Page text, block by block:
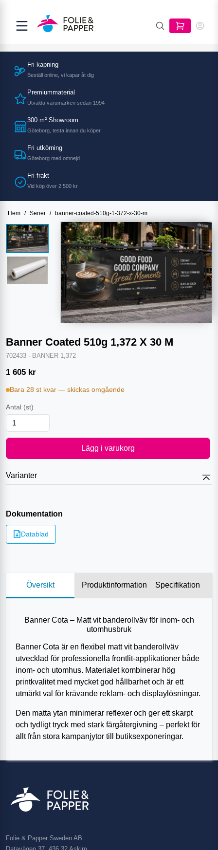
Fri kapning
Beställ online, vi kapar åt dig
Premiummaterial
Utvalda varumärken sedan 1994
300 m² Showroom
Göteborg, testa innan du köper
Fri utkörning
Göteborg med omnejd
Fri frakt
Vid köp över 2 500 kr
Hem / Serier / banner-coated-510g-1-372-x-30-m
Banner Coated 510g 1,372 X 30 M
702433 · BANNER 1,372
1 605 kr
Bara 28 st kvar — skickas omgående
Antal (st)
Lägg i varukorg
Varianter
Dokumentation
Datablad
Översikt Produktinformation Specifikation
Banner Cota – Matt vit banderollväv för inom- och
utomhusbruk
Banner Cota är en flexibel matt vit banderollväv
utvecklad för professionella frontlit-applikationer både
inom- och utomhus. Materialet kombinerar hög
printkvalitet med mycket god hållbarhet och är ett
utmärkt val för krävande reklam- och displaylösningar.
Den matta ytan minimerar reflexer och ger ett skarpt
och tydligt tryck med stark färgåtergivning – perfekt för
allt från stora kampanjytor till butiksexponeringar.
Folie & Papper Sweden AB